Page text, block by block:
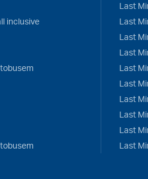
inclusive
Last
Last
Last
Last
Last
Last
Last
Last
Last
Last